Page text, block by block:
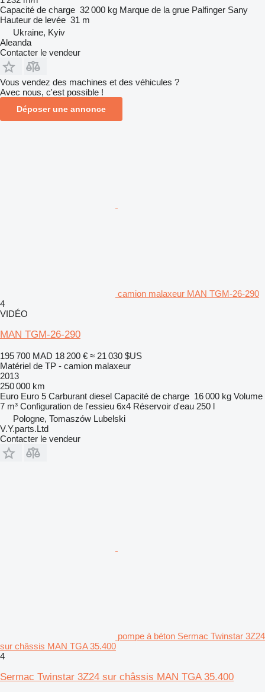
Capacité de charge 32 000 kg Marque de la grue Palfinger Sany
Hauteur de levée 31 m
Ukraine, Kyiv
Aleanda
Contacter le vendeur
Vous vendez des machines et des véhicules ?
Avec nous, c'est possible !
Déposer une annonce
camion malaxeur MAN TGM-26-290
4
VIDÉO
MAN TGM-26-290
195 700 MAD 18 200 € ≈ 21 030 $US
Matériel de TP - camion malaxeur
2013
250 000 km
Euro Euro 5 Carburant diesel Capacité de charge 16 000 kg Volume
7 m³ Configuration de l'essieu 6x4 Réservoir d'eau 250 l
Pologne, Tomaszów Lubelski
V.Y.parts.Ltd
Contacter le vendeur
pompe à béton Sermac Twinstar 3Z24
sur châssis MAN TGA 35.400
4
Sermac Twinstar 3Z24 sur châssis MAN TGA 35.400